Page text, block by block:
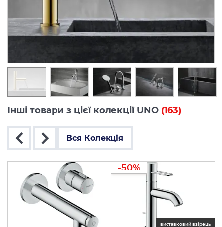
Інші товари з цієї колекції UNO (163)
Вся Колекція
виставковий взірець
-50%